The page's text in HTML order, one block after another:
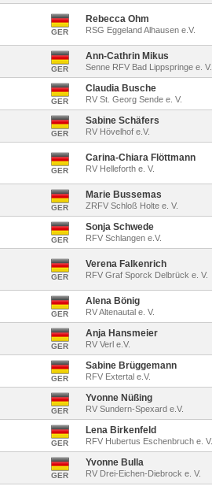
GER
Rebecca Ohm
RSG Eggeland Alhausen e.V.
GER
Ann-Cathrin Mikus
Senne RFV Bad Lippspringe e. V.
GER
Claudia Busche
RV St. Georg Sende e. V.
GER
Sabine Schäfers
RV Hövelhof e.V.
GER
Carina-Chiara Flöttmann
RV Helleforth e. V.
GER
Marie Bussemas
ZRFV Schloß Holte e. V.
GER
Sonja Schwede
RFV Schlangen e.V.
GER
Verena Falkenrich
RFV Graf Sporck Delbrück e. V.
GER
Alena Bönig
RV Altenautal e. V.
GER
Anja Hansmeier
RV Verl e.V.
GER
Sabine Brüggemann
RFV Extertal e.V.
GER
Yvonne Nüßing
RV Sundern-Spexard e.V.
GER
Lena Birkenfeld
RFV Hubertus Eschenbruch e. V.
GER
Yvonne Bulla
RV Drei-Eichen-Diebrock e. V.